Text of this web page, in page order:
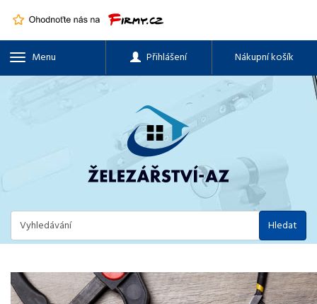
Menu Přihlášení Nákupní košík
Hledat